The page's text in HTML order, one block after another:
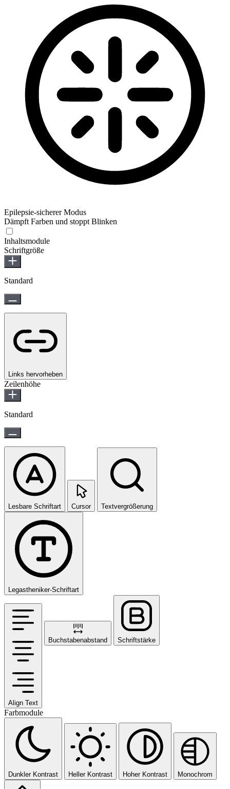
Epilepsie-sicherer Modus
Dämpft Farben und stoppt Blinken
Inhaltsmodule
Schriftgröße
Standard
Links hervorheben
Zeilenhöhe
Standard
Lesbare Schriftart Cursor Textvergrößerung
Legastheniker-Schriftart
Align Text
Buchstabenabstand Schriftstärke
Farbmodule
Dunkler Kontrast Heller Kontrast Hoher Kontrast Monochrom